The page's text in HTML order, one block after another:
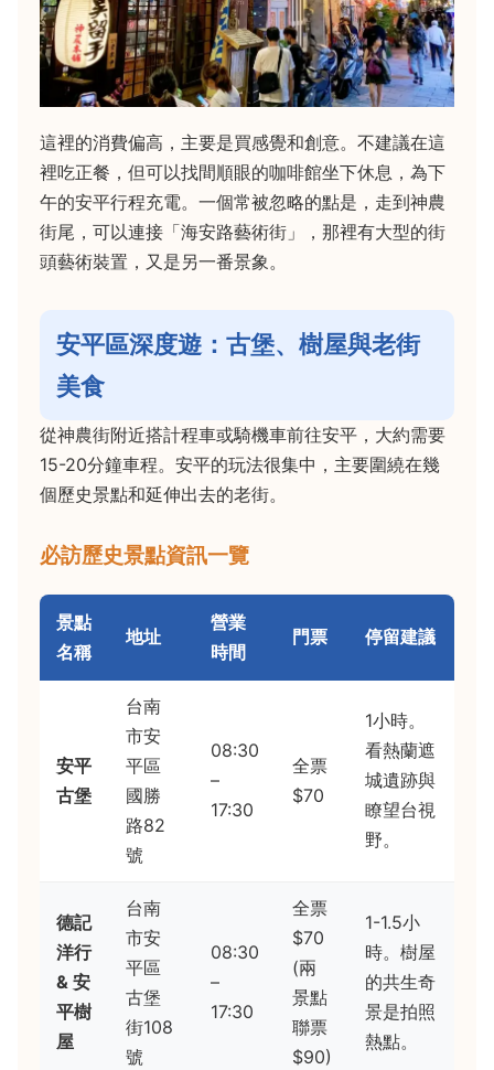
這裡的消費偏高，主要是買感覺和創意。不建議在這
裡吃正餐，但可以找間順眼的咖啡館坐下休息，為下
午的安平行程充電。一個常被忽略的點是，走到神農
街尾，可以連接「海安路藝術街」，那裡有大型的街
頭藝術裝置，又是另一番景象。
安平區深度遊：古堡、樹屋與老街
美食
從神農街附近搭計程車或騎機車前往安平，大約需要
15-20分鐘車程。安平的玩法很集中，主要圍繞在幾
個歷史景點和延伸出去的老街。
必訪歷史景點資訊一覽
景點
名稱
地址
營業
時間
門票 停留建議
安平
古堡
台南
市安
平區
國勝
路82
號
08:30
–
17:30
全票
$70
1小時。
看熱蘭遮
城遺跡與
瞭望台視
野。
德記
洋行
& 安
平樹
屋
台南
市安
平區
古堡
街108
號
08:30
–
17:30
全票
$70
(兩
景點
聯票
$90)
1-1.5小
時。樹屋
的共生奇
景是拍照
熱點。